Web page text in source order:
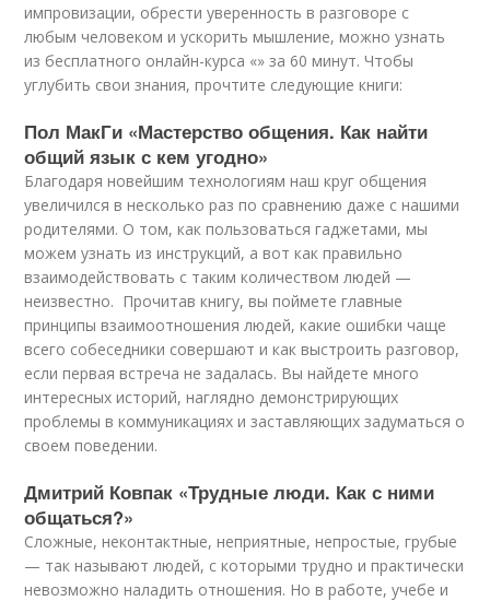
импровизации, обрести уверенность в разговоре с
любым человеком и ускорить мышление, можно узнать
из бесплатного онлайн-курса «» за 60 минут. Чтобы
углубить свои знания, прочтите следующие книги:
Пол МакГи «Мастерство общения. Как найти
общий язык с кем угодно»
Благодаря новейшим технологиям наш круг общения
увеличился в несколько раз по сравнению даже с нашими
родителями. О том, как пользоваться гаджетами, мы
можем узнать из инструкций, а вот как правильно
взаимодействовать с таким количеством людей —
неизвестно. Прочитав книгу, вы поймете главные
принципы взаимоотношения людей, какие ошибки чаще
всего собеседники совершают и как выстроить разговор,
если первая встреча не задалась. Вы найдете много
интересных историй, наглядно демонстрирующих
проблемы в коммуникациях и заставляющих задуматься о
своем поведении.
Дмитрий Ковпак «Трудные люди. Как с ними
общаться?»
Сложные, неконтактные, неприятные, непростые, грубые
— так называют людей, с которыми трудно и практически
невозможно наладить отношения. Но в работе, учебе и